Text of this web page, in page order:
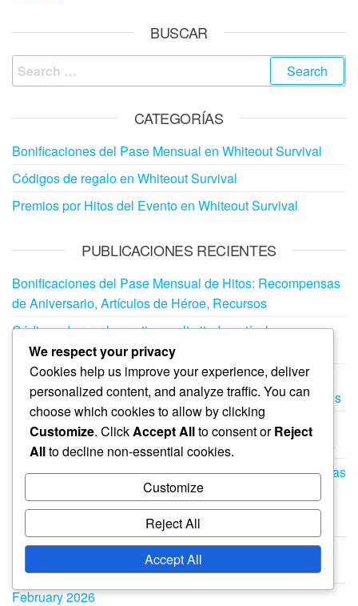
BUSCAR
Search
for:
CATEGORÍAS
Bonificaciones del Pase Mensual en Whiteout Survival
Códigos de regalo en Whiteout Survival
Premios por Hitos del Evento en Whiteout Survival
PUBLICACIONES RECIENTES
Bonificaciones del Pase Mensual de Hitos: Recompensas
de Aniversario, Artículos de Héroe, Recursos
Códigos de regalo por tiempo limitado: artículos
exclusivos, potenciadores, artículos de héroe
Bonificaciones del Pase Mensual de Retroalimentación:
Recompensas de Encuesta, Artículos de Héroe, Recursos
Bonificaciones de Pase Mensual por Tiempo Limitado:
Bonificaciones Especiales, Artículos de Héroe, Recursos
Premios por Hitos de Eventos Estacionales: Recompensas
festivas, artículos de héroe, recursos
ARCHIVO
March 2026
February 2026
We respect your privacy
Cookies help us improve your experience, deliver
personalized content, and analyze traffic. You can
choose which cookies to allow by clicking
Customize. ClickAccept Allto consent orReject
Allto decline non-essential cookies.
Customize
Reject All
Accept All